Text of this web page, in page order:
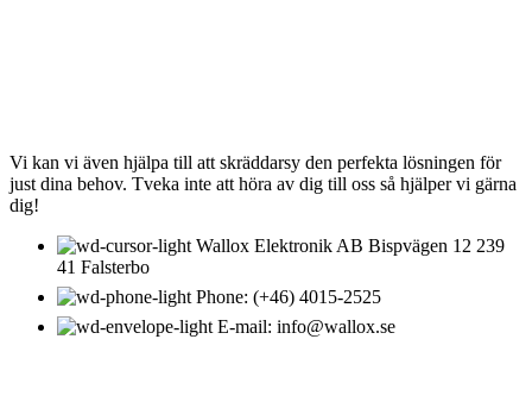
Vi kan vi även hjälpa till att skräddarsy den perfekta lösningen för
just dina behov. Tveka inte att höra av dig till oss så hjälper vi gärna
dig!
Wallox Elektronik AB Bispvägen 12 239
41 Falsterbo
Phone: (+46) 4015-2525
E-mail: info@wallox.se